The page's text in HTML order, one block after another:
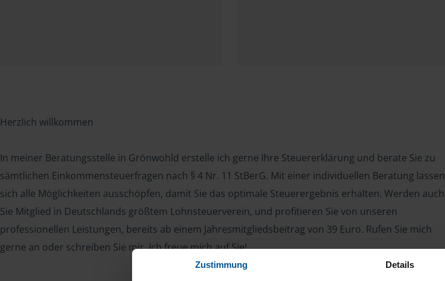
Zustimmung Details
Herzlich willkommen
In meiner Beratungsstelle in Grönwohld erstelle ich gerne Ihre Steuererklärung und berate Sie zu
sämtlichen Einkommensteuerfragen nach § 4 Nr. 11 StBerG. Mit einer individuellen Beratung lassen
sich alle Möglichkeiten ausschöpfen, damit Sie das optimale Steuerergebnis erhalten. Werden auch
Sie Mitglied in Deutschlands größtem Lohnsteuerverein, und profitieren Sie von unseren
professionellen Leistungen, bereits ab einem Jahresmitgliedsbeitrag von 39 Euro. Rufen Sie mich
gerne an oder schreiben Sie mir. Ich freue mich auf Sie!